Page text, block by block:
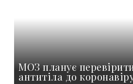
МОЗ планує
антитіла до